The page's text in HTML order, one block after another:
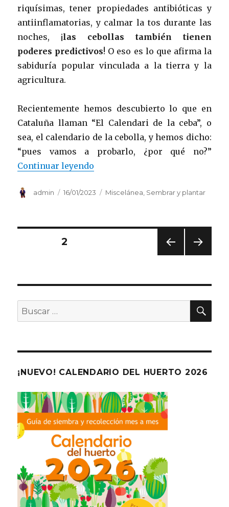
riquísimas, tener propiedades antibióticas y
antiinflamatorias, y calmar la tos durante las
noches, ¡las cebollas también tienen
poderes predictivos! O eso es lo que afirma la
sabiduría popular vinculada a la tierra y la
agricultura.
Recientemente hemos descubierto lo que en
Cataluña llaman “El Calendari de la ceba”, o
sea, el calendario de la cebolla, y hemos dicho:
“pues vamos a probarlo, ¿por qué no?”
Continuar leyendo
Autor
admin
Publicado
16/01/2023 Categorías
Miscelánea, Sembrar y plantar
Paginación
entradas
ERIO
R
PÁGINA2
NA
Buscar
por:
¡NUEVO! CALENDARIO DEL HUERTO 2026